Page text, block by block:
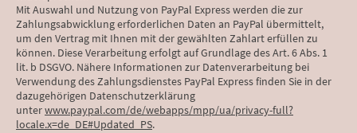
Mit Auswahl und Nutzung von PayPal Express werden die zur
Zahlungsabwicklung erforderlichen Daten an PayPal übermittelt,
um den Vertrag mit Ihnen mit der gewählten Zahlart erfüllen zu
können. Diese Verarbeitung erfolgt auf Grundlage des Art. 6 Abs. 1
lit. b DSGVO. Nähere Informationen zur Datenverarbeitung bei
Verwendung des Zahlungsdienstes PayPal Express finden Sie in der
dazugehörigen Datenschutzerklärung
unterwww.paypal.com/de/webapps/mpp/ua/privacy-full?
locale.x=de_DE#Updated_PS.